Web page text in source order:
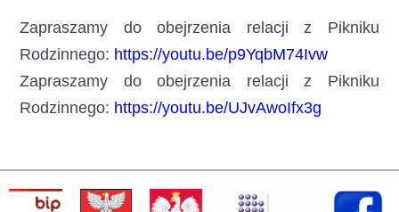
Zapraszamy do obejrzenia relacji z Pikniku
Rodzinnego: https://youtu.be/p9YqbM74Ivw
Zapraszamy do obejrzenia relacji z Pikniku
Rodzinnego: https://youtu.be/UJvAwoIfx3g